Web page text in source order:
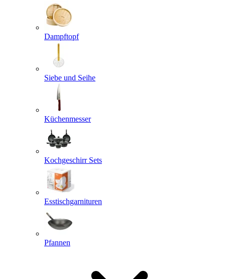
Dampftopf
Siebe und Seihe
Küchenmesser
Kochgeschirr Sets
Esstischgarnituren
Pfannen